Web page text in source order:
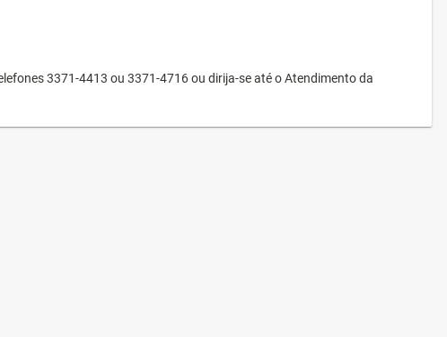
3371-4413 ou 3371-4716 ou dirija-se até o Atendimento da